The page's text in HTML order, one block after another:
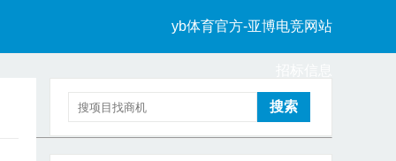
yb体育官方-亚博电竞网站
中标信息